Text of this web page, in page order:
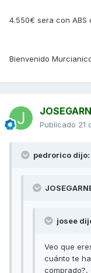
4.550€ sera con ABS
Bienvenido
Publicado 21
pedrorico dijo:
josee
Veo que
cuánto te
comprado?,